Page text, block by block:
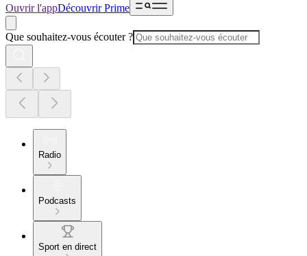
Ouvrir l'appDécouvrir Prime
Que souhaitez-vous écouter ?
Radio
Podcasts
Sport en direct